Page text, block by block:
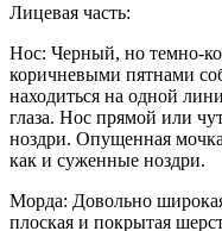
Лицевая часть:
Нос: Черный, но темно-
коричневыми пятнами
находиться на одной
глаза. Нос прямой или
ноздри. Опущенная
как и суженные ноздри.
Морда: Довольно
плоская и покрытая